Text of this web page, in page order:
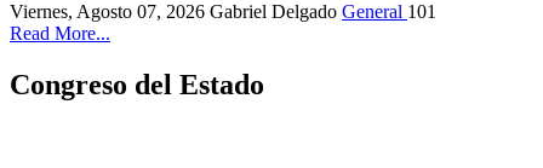
Viernes, Agosto 07, 2026 Gabriel Delgado General 101
Read More...
Congreso del Estado